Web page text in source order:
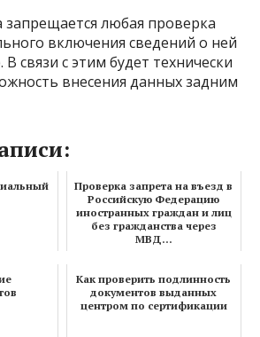
запрещается любая проверка
включения сведений о ней
связи с этим будет технически
внесения данных задним
Проверка запрета на въезд в
Российскую Федерацию
иностранных граждан и лиц
без гражданства через
МВД...
Как проверить подлинность
документов выданных
центром по сертификации